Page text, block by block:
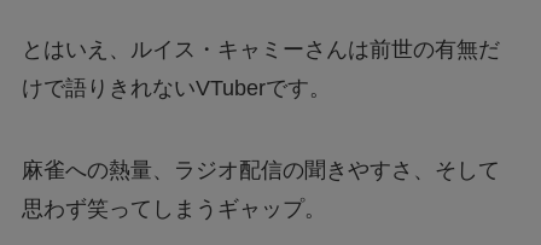
とはいえ、ルイス・キャミーさんは前世の有無だ
けで語りきれないVTuberです。
麻雀への熱量、ラジオ配信の聞きやすさ、そして
思わず笑ってしまうギャップ。